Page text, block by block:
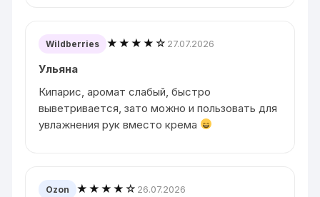
Wildberries ★★★★☆ 27.07.2026
Ульяна
Кипарис, аромат слабый, быстро
выветривается, зато можно и пользовать для
увлажнения рук вместо крема
Ozon ★★★★☆ 26.07.2026